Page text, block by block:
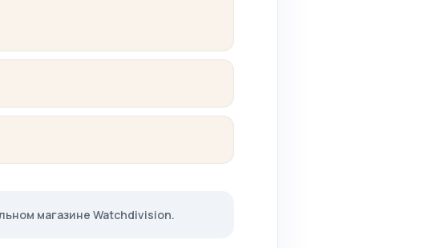
магазине Watchdivision.